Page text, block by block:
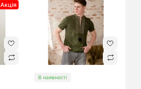
Акцiя
В наявності